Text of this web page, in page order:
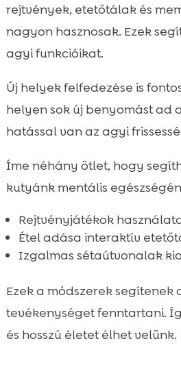
rejtvények, etetőtálak és
nagyon hasznosak. Ezek
agyi funkcióikat.
Új helyek felfedezése is
helyen sok új benyomást ad
hatással van az agyi
Íme néhány ötlet, hogy
kutyánk mentális
Rejtvényjátékok
Étel adása interaktív
Izgalmas sétaútvonalak
Ezek a módszerek segítenek
tevékenységet fenntartani.
és hosszú életet élhet velünk.